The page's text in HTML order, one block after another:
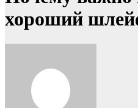
хороший